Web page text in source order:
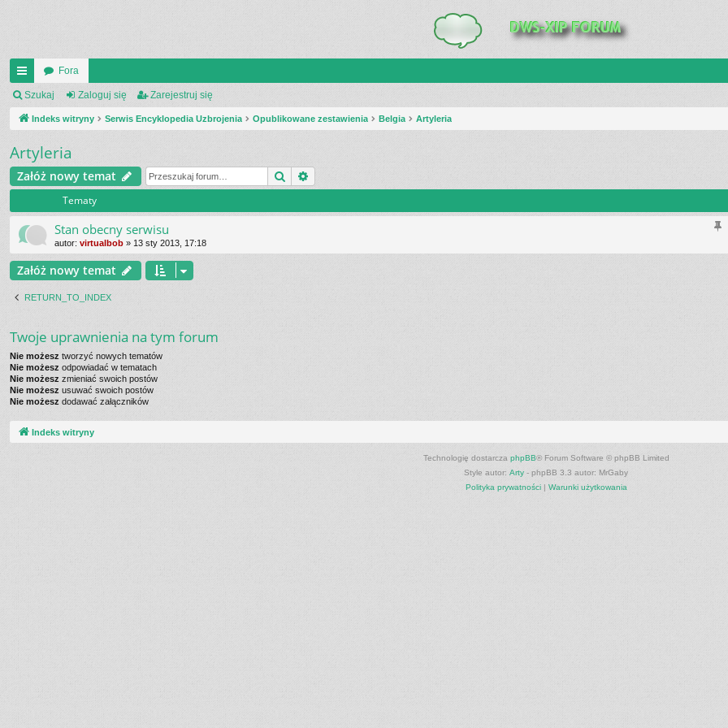
UI
C
_L
IN
K
S
Fora
Szukaj Zaloguj się Zarejestruj się
Indeks witryny Serwis Encyklopedia Uzbrojenia Opublikowane zestawienia Belgia Artyleria
Artyleria
Załóż nowy temat Szukaj
Tematy
Stan obecny serwisu
autor: virtualbob » 13 sty 2013, 17:18
Załóż nowy temat
RETURN_TO_INDEX
Twoje uprawnienia na tym forum
Nie możesz tworzyć nowych tematów
Nie możesz odpowiadać w tematach
Nie możesz zmieniać swoich postów
Nie możesz usuwać swoich postów
Nie możesz dodawać załączników
Indeks witryny
Technologię dostarcza phpBB® Forum Software © phpBB Limited
Style autor: Arty - phpBB 3.3 autor: MrGaby
Polityka prywatności| Warunki użytkowania